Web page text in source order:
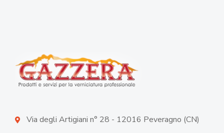
Via degli Artigiani n° 28 - 12016 Peveragno (CN)